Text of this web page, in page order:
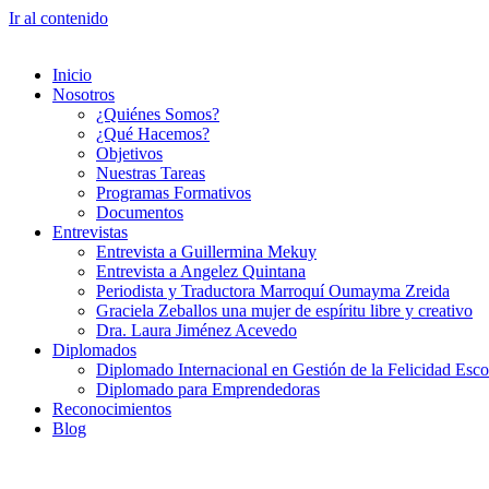
Ir al contenido
Inicio
Nosotros
¿Quiénes Somos?
¿Qué Hacemos?
Objetivos
Nuestras Tareas
Programas Formativos
Documentos
Entrevistas
Entrevista a Guillermina Mekuy
Entrevista a Angelez Quintana
Periodista y Traductora Marroquí Oumayma Zreida
Graciela Zeballos una mujer de espíritu libre y creativo
Dra. Laura Jiménez Acevedo
Diplomados
Diplomado Internacional en Gestión de la Felicidad
Diplomado para Emprendedoras
Reconocimientos
Blog